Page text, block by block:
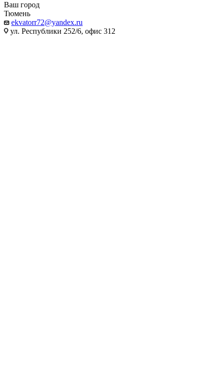
Ваш город
Тюмень
ekvatorr72@yandex.ru
ул. Республики 252/6, офис 312